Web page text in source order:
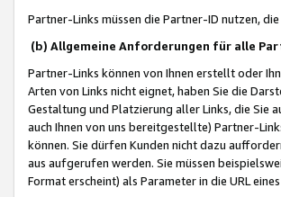
Partner-Links müssen die Partner-ID nutzen,
(b) Allgemeine Anforderungen für alle
Partner-Links können von Ihnen erstellt oder
Arten von Links nicht eignet, haben Sie die
Gestaltung und Platzierung aller Links, die Sie
auch Ihnen von uns bereitgestellte) Partner-
können. Sie dürfen Kunden nicht dazu
aus aufgerufen werden. Sie müssen
Format erscheint) als Parameter in die URL